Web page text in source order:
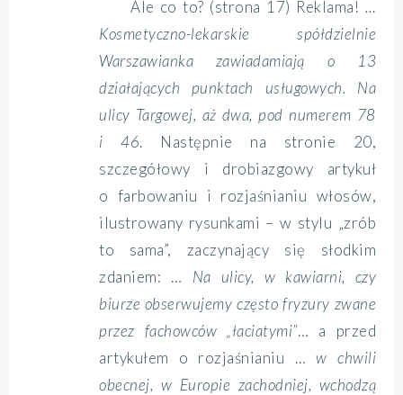
Ale co to? (strona 17) Reklama! …
Kosmetyczno-lekarskie spółdzielnie
Warszawianka zawiadamiają o 13
działających punktach usługowych. Na
ulicy Targowej, aż dwa, pod numerem 78
i 46. Następnie na stronie 20,
szczegółowy i drobiazgowy artykuł
o farbowaniu i rozjaśnianiu włosów,
ilustrowany rysunkami – w stylu „zrób
to sama”, zaczynający się słodkim
zdaniem: … Na ulicy, w kawiarni, czy
biurze obserwujemy często fryzury zwane
przez fachowców „łaciatymi”… a przed
artykułem o rozjaśnianiu …w chwili
obecnej, w Europie zachodniej, wchodzą